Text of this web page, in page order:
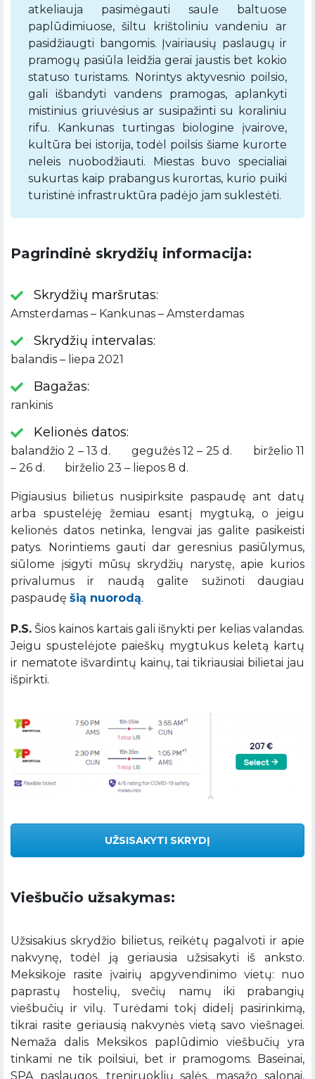
atkeliauja pasimėgauti saule baltuose
paplūdimiuose, šiltu krištoliniu vandeniu ar
pasidžiaugti bangomis. Įvairiausių paslaugų ir
pramogų pasiūla leidžia gerai jaustis bet kokio
statuso turistams. Norintys aktyvesnio poilsio,
gali išbandyti vandens pramogas, aplankyti
mistinius griuvėsius ar susipažinti su koraliniu
rifu. Kankunas turtingas biologine įvairove,
kultūra bei istorija, todėl poilsis šiame kurorte
neleis nuobodžiauti. Miestas buvo specialiai
sukurtas kaip prabangus kurortas, kurio puiki
turistinė infrastruktūra padėjo jam suklestėti.
Pagrindinė skrydžių informacija:
Skrydžių maršrutas:
Amsterdamas – Kankunas – Amsterdamas
Skrydžių intervalas:
balandis – liepa 2021
Bagažas:
rankinis
Kelionės datos:
balandžio 2 – 13 d. gegužės 12 – 25 d. birželio 11
– 26 d. birželio 23 – liepos 8 d.
Pigiausius bilietus nusipirksite paspaudę ant datų
arba spustelėję žemiau esantį mygtuką, o jeigu
kelionės datos netinka, lengvai jas galite pasikeisti
patys. Norintiems gauti dar geresnius pasiūlymus,
siūlome įsigyti mūsų skrydžių narystę, apie kurios
privalumus ir naudą galite sužinoti daugiau
paspaudę šią nuorodą.
P.S. Šios kainos kartais gali išnykti per kelias valandas.
Jeigu spustelėjote paieškų mygtukus keletą kartų
ir nematote išvardintų kainų, tai tikriausiai bilietai jau
išpirkti.
UŽSISAKYTI SKRYDĮ
Viešbučio užsakymas:
Užsisakius skrydžio bilietus, reikėtų pagalvoti ir apie
nakvynę, todėl ją geriausia užsisakyti iš anksto.
Meksikoje rasite įvairių apgyvendinimo vietų: nuo
paprastų hostelių, svečių namų iki prabangių
viešbučių ir vilų. Turėdami tokį didelį pasirinkimą,
tikrai rasite geriausią nakvynės vietą savo viešnagei.
Nemaža dalis Meksikos paplūdimio viešbučių yra
tinkami ne tik poilsiui, bet ir pramogoms. Baseinai,
SPA paslaugos, treniruoklių salės, masažo salonai,